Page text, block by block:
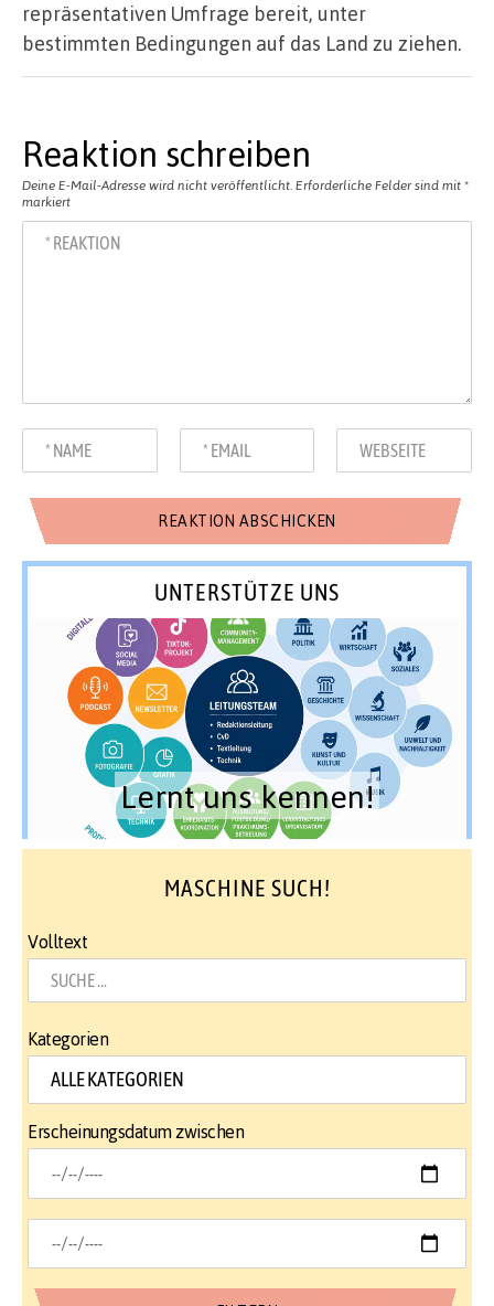
repräsentativen Umfrage bereit, unter
bestimmten Bedingungen auf das Land zu ziehen.
Reaktion schreiben
Deine E-Mail-Adresse wird nicht veröffentlicht. Erforderliche Felder sind mit *
markiert
UNTERSTÜTZE UNS
Lernt uns kennen!
MASCHINE SUCH!
Volltext
Kategorien
Erscheinungsdatum zwischen